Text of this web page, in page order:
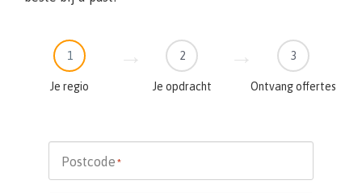
1
Je regio
2
Je opdracht
3
Ontvang offertes
Postcode *